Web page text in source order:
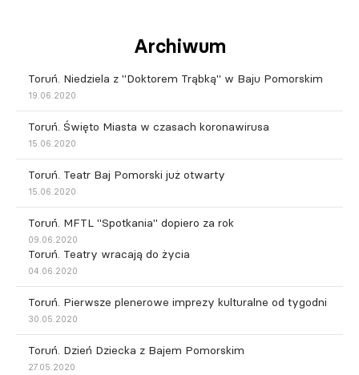
Archiwum
Toruń. Niedziela z "Doktorem Trąbką" w Baju Pomorskim
19.06.2020
Toruń. Święto Miasta w czasach koronawirusa
15.06.2020
Toruń. Teatr Baj Pomorski już otwarty
15.06.2020
Toruń. MFTL "Spotkania" dopiero za rok
09.06.2020
Toruń. Teatry wracają do życia
04.06.2020
Toruń. Pierwsze plenerowe imprezy kulturalne od tygodni
30.05.2020
Toruń. Dzień Dziecka z Bajem Pomorskim
27.05.2020